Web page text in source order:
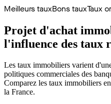
Meilleurs tauxBons tauxTaux
Projet d'achat
l'influence des taux
Les taux immobiliers varient
politiques commerciales des
Comparez les taux immobiliers
la France.